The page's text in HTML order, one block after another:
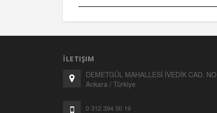
İLETIŞIM
DEMETGÜL MAHALLESİ İVEDİK CAD.
Ankara / Türkiye
0 312 394 30 19